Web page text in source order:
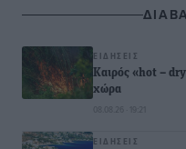
ΕΙΔΉΣΕΙΣ
Καιρός «hot –
χώρα
08.08.26 · 19:21
ΕΙΔΉΣΕΙΣ